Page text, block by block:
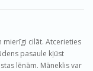
mierīgi cilāt. Atcerieties
pasaule kļūst
lēnām. Māneklis var